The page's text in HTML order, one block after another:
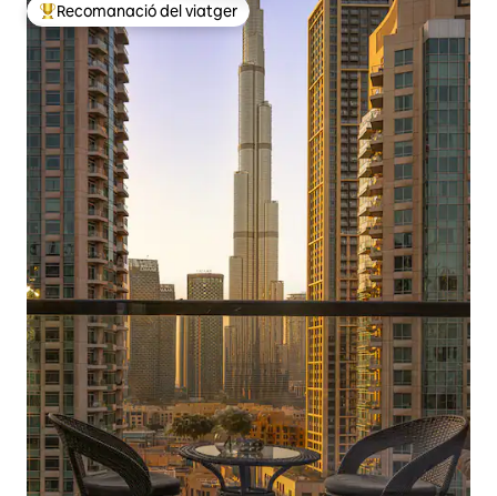
Principals recomanacions dels viatgers
Recomanació del viatger